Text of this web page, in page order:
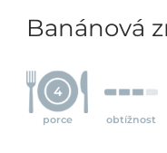
Banánová
4
porce obtížnost